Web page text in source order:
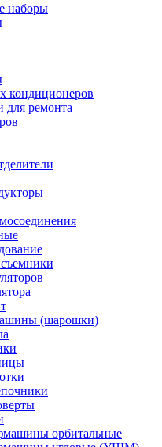
наборы
кондиционеров
для ремонта
(шарошки)
орбитальные